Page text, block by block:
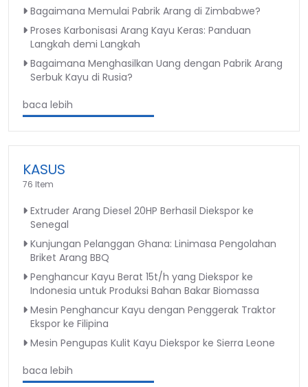
Bagaimana Memulai Pabrik Arang di Zimbabwe?
Proses Karbonisasi Arang Kayu Keras: Panduan
Langkah demi Langkah
Bagaimana Menghasilkan Uang dengan Pabrik Arang
Serbuk Kayu di Rusia?
baca lebih
KASUS
76 Item
Extruder Arang Diesel 20HP Berhasil Diekspor ke
Senegal
Kunjungan Pelanggan Ghana: Linimasa Pengolahan
Briket Arang BBQ
Penghancur Kayu Berat 15t/h yang Diekspor ke
Indonesia untuk Produksi Bahan Bakar Biomassa
Mesin Penghancur Kayu dengan Penggerak Traktor
Ekspor ke Filipina
Mesin Pengupas Kulit Kayu Diekspor ke Sierra Leone
baca lebih